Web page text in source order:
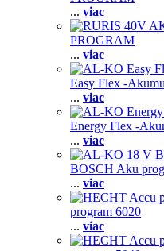
... viac
PROGRAM
... viac
Easy Flex -
... viac
Energy Flex -
... viac
BOSCH Aku
... viac
program 6020
... viac